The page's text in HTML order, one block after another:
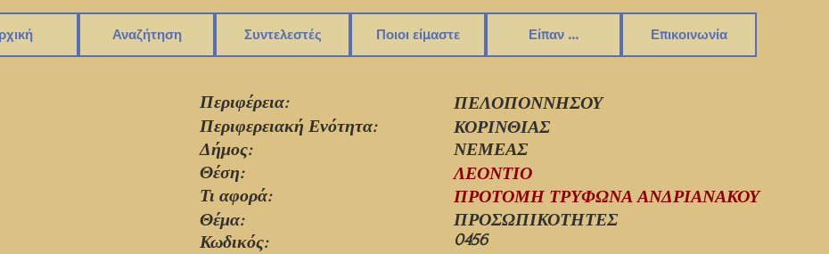
Αναζήτηση Συντελεστές Ποιοι είμαστε Είπαν ... Επικοινωνία
Περιφέρεια:
Περιφερειακή Ενότητα:
Δήμος:
Θέση:
Τι αφορά:
Θέμα:
Κωδικός:
ΠΕΛΟΠΟΝΝΗΣΟΥ
ΚΟΡΙΝΘΙΑΣ
ΝΕΜΕΑΣ
ΛΕΟΝΤΙΟ
ΠΡΟΤΟΜΗ ΤΡΥΦΩΝΑ ΑΝΔΡΙΑΝΑΚΟΥ
ΠΡΟΣΩΠΙΚΟΤΗΤΕΣ
0456